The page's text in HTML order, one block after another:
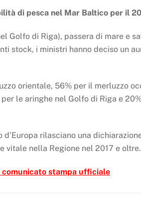
di pesca nel Mar Baltico per il
Golfo di Riga), passera di mare e
stock, i ministri hanno deciso un
orientale, 56% per il merluzzo
le aringhe nel Golfo di Riga e
rilasciano una
vitale nella Regione nel 2017 e oltre.
stampa ufficiale